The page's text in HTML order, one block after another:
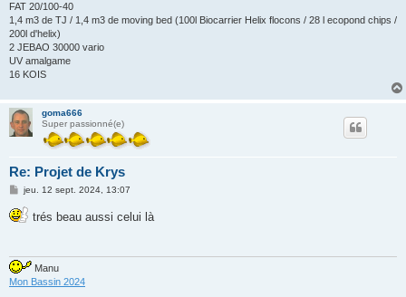
FAT 20/100-40
1,4 m3 de TJ / 1,4 m3 de moving bed (100l Biocarrier Helix flocons / 28 l ecopond chips /
200l d'helix)
2 JEBAO 30000 vario
UV amalgame
16 KOIS
goma666
Super passionné(e)
Re: Projet de Krys
M
s
s
jeu. 12 sept. 2024, 13:07
trés beau aussi celui là
Manu
Mon Bassin 2024